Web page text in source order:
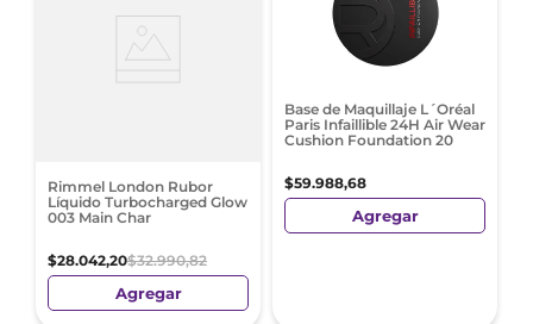
Rimmel London Rubor
Líquido Turbocharged Glow
003 Main Char
$28.042,20$32.990,82
Agregar
Base de Maquillaje L´Oréal
Paris Infaillible 24H Air Wear
Cushion Foundation 20
$59.988,68
Agregar